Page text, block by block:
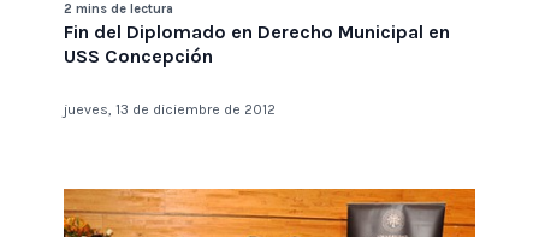
2 mins de lectura
Fin del Diplomado en Derecho Municipal en
USS Concepción
jueves, 13 de diciembre de 2012